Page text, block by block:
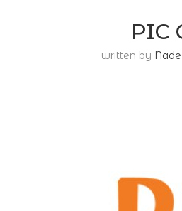
PIC
written by